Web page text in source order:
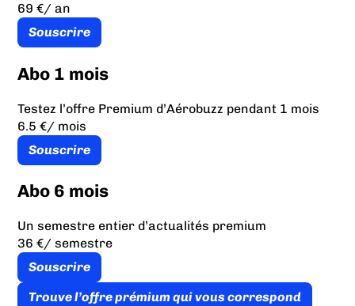
69 €/ an
Souscrire
Abo 1 mois
Testez l’offre Premium d’Aérobuzz pendant 1 mois
6.5 €/ mois
Souscrire
Abo 6 mois
Un semestre entier d’actualités premium
36 €/ semestre
Souscrire
Trouve l’offre prémium qui vous correspond